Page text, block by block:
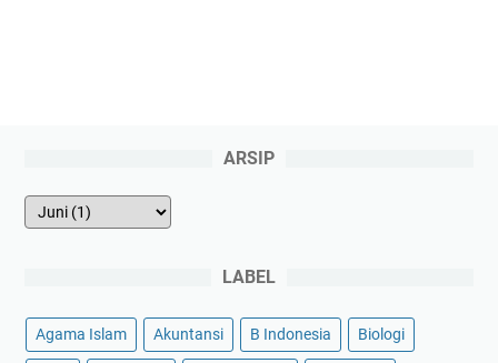
ARSIP
LABEL
Agama Islam Akuntansi B Indonesia Biologi